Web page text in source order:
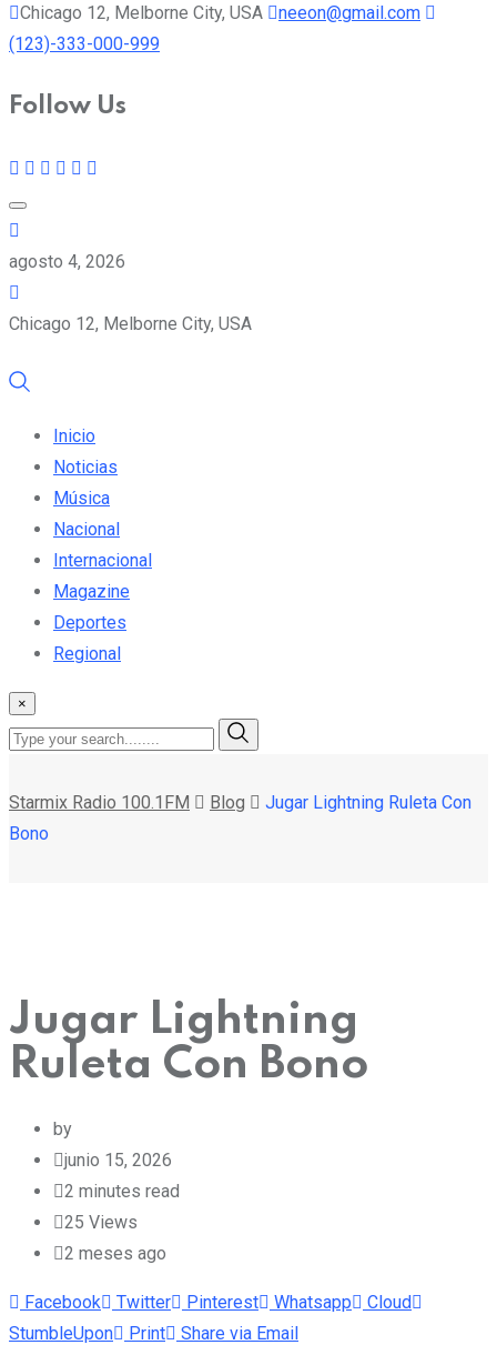
Chicago 12, Melborne City, USA
neeon@gmail.com
(123)-333-000-999
Follow Us
agosto 4, 2026
Chicago 12, Melborne City, USA
Inicio
Noticias
Música
Nacional
Internacional
Magazine
Deportes
Regional
×
Starmix Radio 100.1FM Blog
Jugar Lightning Ruleta Con
Bono
Jugar Lightning
Ruleta Con Bono
by
junio 15, 2026
2 minutes read
25 Views
2 meses ago
Facebook Twitter Pinterest Whatsapp
Cloud
StumbleUpon
Print Share via Email